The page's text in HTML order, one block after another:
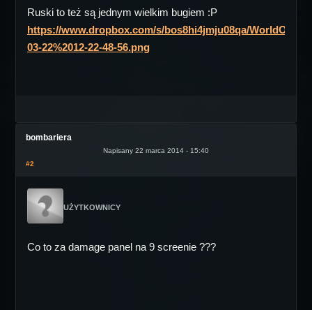
Ruski to też są jednym wielkim bugiem :P
https://www.dropbox.com/s/bos8hi4jmju08qa/
03-22%2012-22-48-56.png
bombariera
Napisany 22 marca 2014 - 15:40
#2
UŻYTKOWNICY
Co to za damage panel na 9 screenie ???